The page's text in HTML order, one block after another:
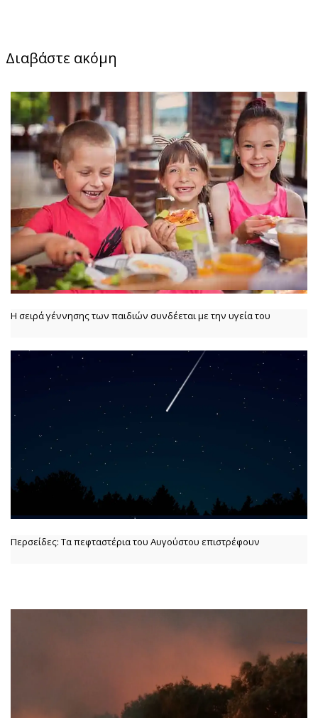
Διαβάστε ακόμη
Η σειρά γέννησης των παιδιών συνδέεται με την υγεία του
Περσείδες: Τα πεφταστέρια του Αυγούστου επιστρέφουν